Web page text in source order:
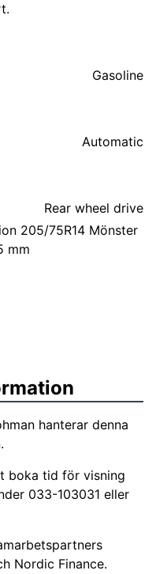
Gasoline
Automatic
Rear wheel drive
205/75R14 Mönster
mm
hanterar denna
boka tid för visning
033-103031 eller
Nordic Finance.